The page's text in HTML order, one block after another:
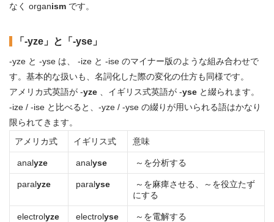
なく organism です。
「-yze」と「-yse」
-yze と -yse は、 -ize と -ise のマイナー版のような組み合わせで
す。基本的な扱いも、名詞化した際の変化の仕方も同様です。
アメリカ式英語が -yze 、イギリス式英語が -yse と綴られます。
-ize / -ise と比べると、-yze / -yse の綴りが用いられる語はかなり
限られてきます。
アメリカ式
イギリス式 意味
analyze analyse ～を分析する
paralyze paralyse
～を麻痺させる、～を役立たず
にする
electrolyze electrolyse ～を電解する